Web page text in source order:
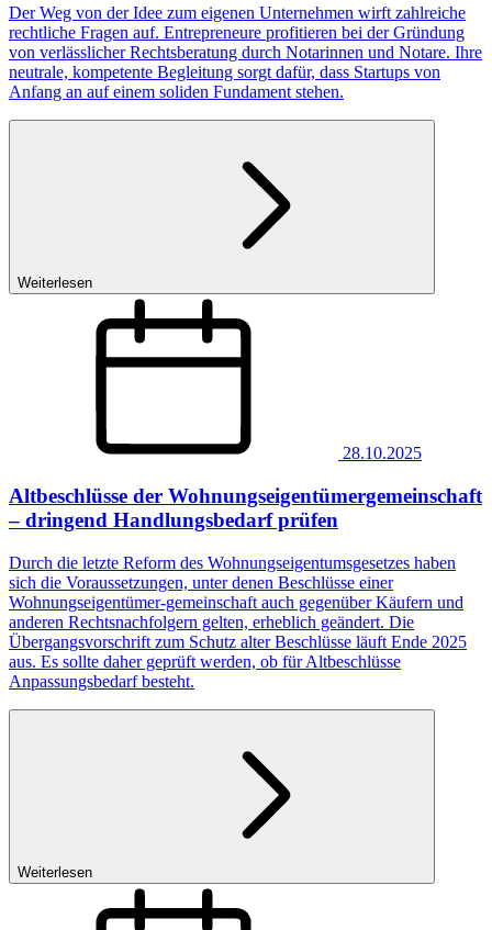
Der Weg von der Idee zum eigenen Unternehmen wirft zahlreiche
rechtliche Fragen auf. Entrepreneure profitieren bei der Gründung
von verlässlicher Rechtsberatung durch Notarinnen und Notare. Ihre
neutrale, kompetente Begleitung sorgt dafür, dass Startups von
Anfang an auf einem soliden Fundament stehen.
Weiterlesen
28.10.2025
Altbeschlüsse der Wohnungseigentümergemeinschaft
– dringend Handlungsbedarf prüfen
Durch die letzte Reform des Wohnungseigentumsgesetzes haben
sich die Voraussetzungen, unter denen Beschlüsse einer
Wohnungseigentümer-gemeinschaft auch gegenüber Käufern und
anderen Rechtsnachfolgern gelten, erheblich geändert. Die
Übergangsvorschrift zum Schutz alter Beschlüsse läuft Ende 2025
aus. Es sollte daher geprüft werden, ob für Altbeschlüsse
Anpassungsbedarf besteht.
Weiterlesen